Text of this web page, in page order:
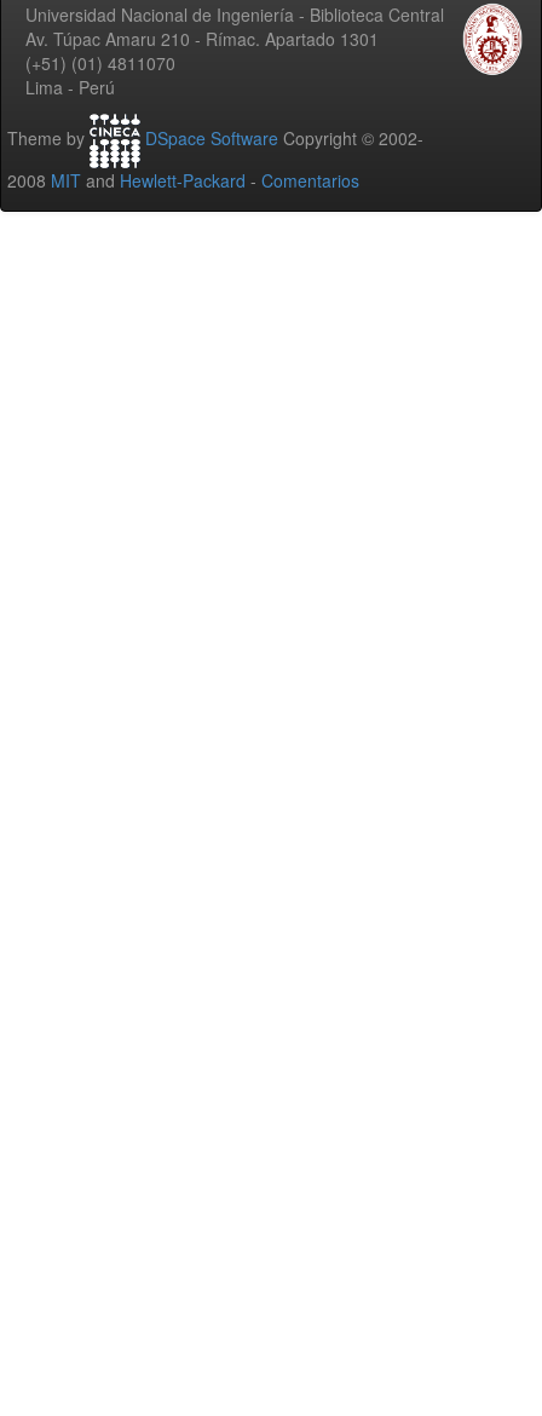
Universidad Nacional de Ingeniería - Biblioteca Central
Av. Túpac Amaru 210 - Rímac. Apartado 1301
(+51) (01) 4811070
Lima - Perú
Theme by DSpace Software Copyright © 2002-
2008 MIT and Hewlett-Packard - Comentarios